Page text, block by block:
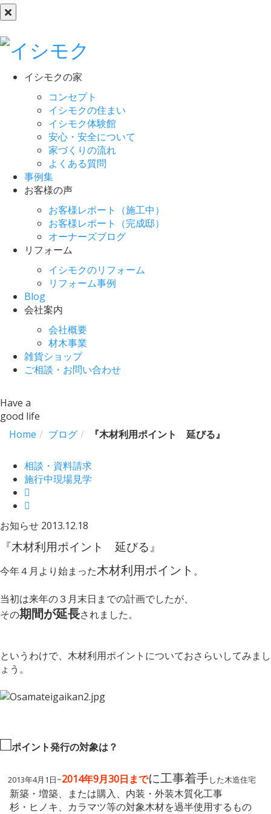
イシモクの家
コンセプト
イシモクの住まい
イシモク体験館
安心・安全について
家づくりの流れ
よくある質問
事例集
お客様の声
お客様レポート（施工中）
お客様レポート（完成邸）
オーナーズブログ
リフォーム
イシモクのリフォーム
リフォーム事例
Blog
会社案内
会社概要
材木事業
雑貨ショップ
ご相談・お問い合わせ
Have a
good life
Home
ブログ 『木材利用ポイント 延びる』
相談・資料請求
施行中現場見学
お知らせ 2013.12.18
『木材利用ポイント 延びる』
今年４月より始まった木材利用ポイント 。
当初は来年の３月末日までの計画でしたが、
その期間が延長されました。
というわけで、木材利用ポイントについておさらいしてみまし
ょう。
□ポイント発行の対象は？
2013年4月1日~2014年9月30日までに工事着手した木造住宅
新築・増築、または購入、内装・外装木質化工事
杉・ヒノキ、カラマツ等の対象木材を過半使用するもの